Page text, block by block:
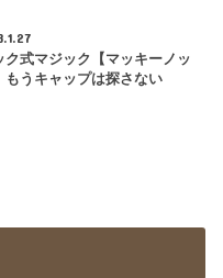
ク式マジック【マッキーノッ
もうキャップは探さない